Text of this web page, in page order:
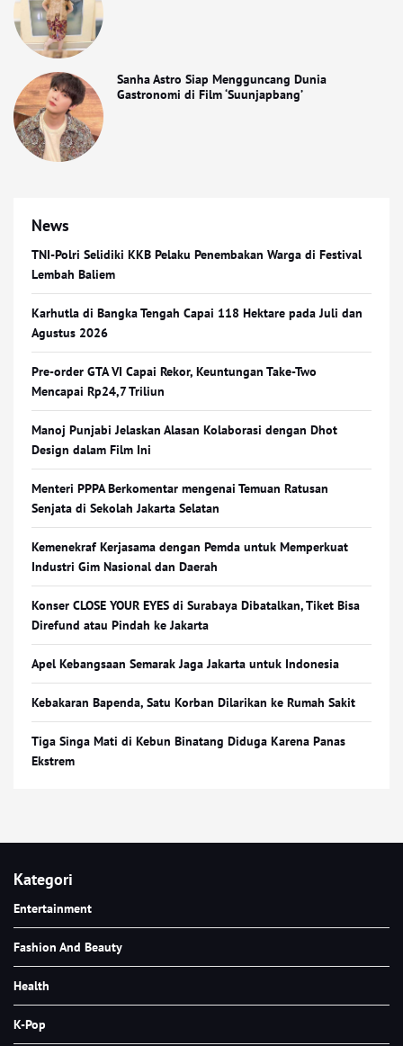
Sanha Astro Siap Mengguncang Dunia
Gastronomi di Film ‘Suunjapbang’
News
TNI-Polri Selidiki KKB Pelaku Penembakan Warga di Festival
Lembah Baliem
Karhutla di Bangka Tengah Capai 118 Hektare pada Juli dan
Agustus 2026
Pre-order GTA VI Capai Rekor, Keuntungan Take-Two
Mencapai Rp24,7 Triliun
Manoj Punjabi Jelaskan Alasan Kolaborasi dengan Dhot
Design dalam Film Ini
Menteri PPPA Berkomentar mengenai Temuan Ratusan
Senjata di Sekolah Jakarta Selatan
Kemenekraf Kerjasama dengan Pemda untuk Memperkuat
Industri Gim Nasional dan Daerah
Konser CLOSE YOUR EYES di Surabaya Dibatalkan, Tiket Bisa
Direfund atau Pindah ke Jakarta
Apel Kebangsaan Semarak Jaga Jakarta untuk Indonesia
Kebakaran Bapenda, Satu Korban Dilarikan ke Rumah Sakit
Tiga Singa Mati di Kebun Binatang Diduga Karena Panas
Ekstrem
Kategori
Entertainment
Fashion And Beauty
Health
K-Pop